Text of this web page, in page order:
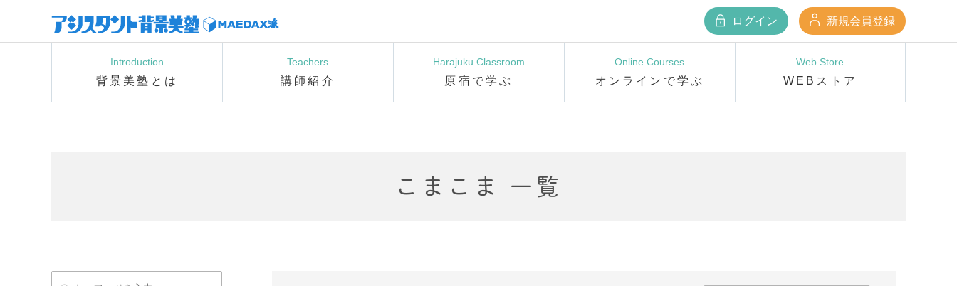
ログイン 新規会員登録
Introduction
背景美塾とは
Teachers
講師紹介
Harajuku Classroom
原宿で学ぶ
Online Courses
オンラインで学ぶ
Web Store
WEBストア
こまこま 一覧